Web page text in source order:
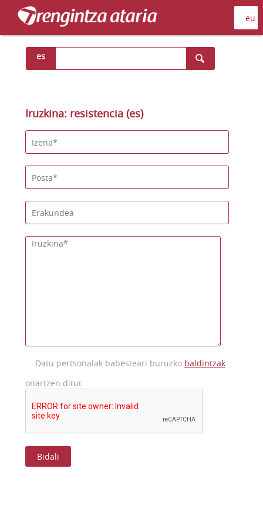
es
Iruzkina: resistencia (es)
Datu pertsonalak babesteari buruzko baldintzak
onartzen ditut.